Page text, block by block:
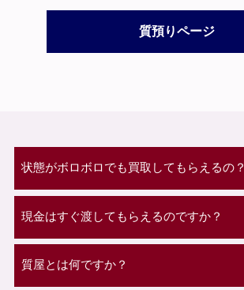
質預りページ
状態がボロボロでも買取してもらえるの？
現金はすぐ渡してもらえるのですか？
質屋とは何ですか？